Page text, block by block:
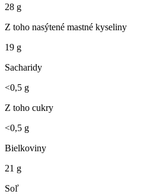
28 g
Z toho nasýtené mastné kyseliny
19 g
Sacharidy
<0,5 g
Z toho cukry
<0,5 g
Bielkoviny
21 g
Soľ